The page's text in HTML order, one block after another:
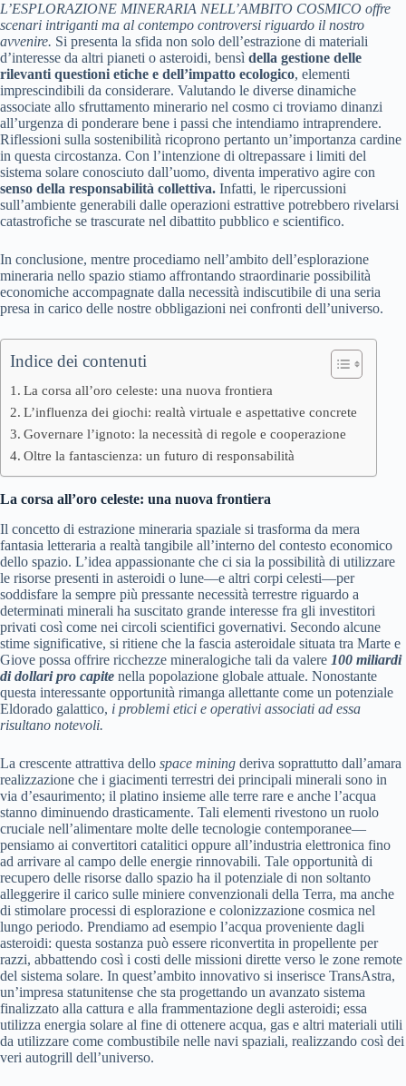
L’ESPLORAZIONE MINERARIA NELL’AMBITO COSMICO offre
scenari intriganti ma al contempo controversi riguardo il nostro
avvenire. Si presenta la sfida non solo dell’estrazione di materiali
d’interesse da altri pianeti o asteroidi, bensì della gestione delle
rilevanti questioni etiche e dell’impatto ecologico, elementi
imprescindibili da considerare. Valutando le diverse dinamiche
associate allo sfruttamento minerario nel cosmo ci troviamo dinanzi
all’urgenza di ponderare bene i passi che intendiamo intraprendere.
Riflessioni sulla sostenibilità ricoprono pertanto un’importanza cardine
in questa circostanza. Con l’intenzione di oltrepassare i limiti del
sistema solare conosciuto dall’uomo, diventa imperativo agire con
senso della responsabilità collettiva. Infatti, le ripercussioni
sull’ambiente generabili dalle operazioni estrattive potrebbero rivelarsi
catastrofiche se trascurate nel dibattito pubblico e scientifico.
In conclusione, mentre procediamo nell’ambito dell’esplorazione
mineraria nello spazio stiamo affrontando straordinarie possibilità
economiche accompagnate dalla necessità indiscutibile di una seria
presa in carico delle nostre obbligazioni nei confronti dell’universo.
Indice dei contenuti
La corsa all’oro celeste: una nuova frontiera
L’influenza dei giochi: realtà virtuale e aspettative concrete
Governare l’ignoto: la necessità di regole e cooperazione
Oltre la fantascienza: un futuro di responsabilità
La corsa all’oro celeste: una nuova frontiera
Il concetto di estrazione mineraria spaziale si trasforma da mera
fantasia letteraria a realtà tangibile all’interno del contesto economico
dello spazio. L’idea appassionante che ci sia la possibilità di utilizzare
le risorse presenti in asteroidi o lune—e altri corpi celesti—per
soddisfare la sempre più pressante necessità terrestre riguardo a
determinati minerali ha suscitato grande interesse fra gli investitori
privati così come nei circoli scientifici governativi. Secondo alcune
stime significative, si ritiene che la fascia asteroidale situata tra Marte e
Giove possa offrire ricchezze mineralogiche tali da valere 100 miliardi
di dollari pro capite nella popolazione globale attuale. Nonostante
questa interessante opportunità rimanga allettante come un potenziale
Eldorado galattico, i problemi etici e operativi associati ad essa
risultano notevoli.
La crescente attrattiva dello space mining deriva soprattutto dall’amara
realizzazione che i giacimenti terrestri dei principali minerali sono in
via d’esaurimento; il platino insieme alle terre rare e anche l’acqua
stanno diminuendo drasticamente. Tali elementi rivestono un ruolo
cruciale nell’alimentare molte delle tecnologie contemporanee—
pensiamo ai convertitori catalitici oppure all’industria elettronica fino
ad arrivare al campo delle energie rinnovabili. Tale opportunità di
recupero delle risorse dallo spazio ha il potenziale di non soltanto
alleggerire il carico sulle miniere convenzionali della Terra, ma anche
di stimolare processi di esplorazione e colonizzazione cosmica nel
lungo periodo. Prendiamo ad esempio l’acqua proveniente dagli
asteroidi: questa sostanza può essere riconvertita in propellente per
razzi, abbattendo così i costi delle missioni dirette verso le zone remote
del sistema solare. In quest’ambito innovativo si inserisce TransAstra,
un’impresa statunitense che sta progettando un avanzato sistema
finalizzato alla cattura e alla frammentazione degli asteroidi; essa
utilizza energia solare al fine di ottenere acqua, gas e altri materiali utili
da utilizzare come combustibile nelle navi spaziali, realizzando così dei
veri autogrill dell’universo.